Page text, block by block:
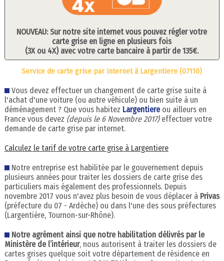
NOUVEAU: Sur notre site internet vous pouvez régler votre
carte grise en ligne en plusieurs fois
(3X ou 4X) avec votre carte bancaire à partir de 135€.
Service de carte grise par internet à Largentiere (07110)
Vous devez effectuer un changement de carte grise suite à
l'achat d'une voiture (ou autre véhicule) ou bien suite à un
déménagement ? Que vous habitez Largentiere ou ailleurs en
France vous devez (depuis le 6 Novembre 2017)effectuer votre
demande de carte grise par internet.
Calculez le tarif de votre carte grise à Largentiere
Notre entreprise est habilitée par le gouvernement depuis
plusieurs années pour traiter les dossiers de carte grise des
particuliers mais également des professionnels. Depuis
novembre 2017 vous n'avez plus besoin de vous déplacer à Privas
(préfecture du 07 - Ardèche) ou dans l'une des sous préfectures
(Largentière, Tournon-sur-Rhône).
Notre agrément ainsi que notre habilitation délivrés par le
Ministère de l’intérieur, nous autorisent à traiter les dossiers de
cartes grises quelque soit votre département de résidence en